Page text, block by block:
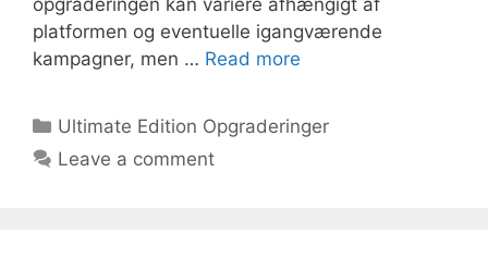
platformen og eventuelle igangværende
kampagner, men … Read more
Categories
Ultimate Edition Opgraderinger
Leave a comment